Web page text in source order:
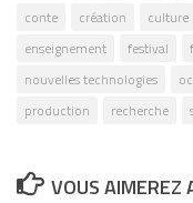
conte
création culture
enseignement
festival
nouvelles technologies
production
recherche
VOUS AIMEREZ